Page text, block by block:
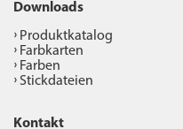
Downloads
Produktkatalog
Farbkarten
Farben
Stickdateien
Kontakt